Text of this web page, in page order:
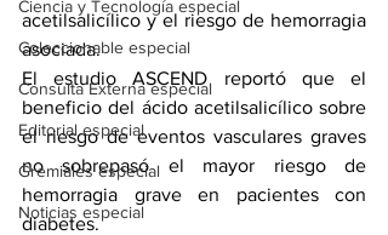
Ciencia y Tecnología especial
Coleccionable especial
Consulta Externa especial
Editorial especial
Gremiales especial
Noticias especial
acetilsalicílico y el riesgo de hemorragia
asociada.
El estudio ASCEND reportó que el
beneficio del ácido acetilsalicílico sobre
el riesgo de eventos vasculares graves
no sobrepasó el mayor riesgo de
hemorragia grave en pacientes con
diabetes.